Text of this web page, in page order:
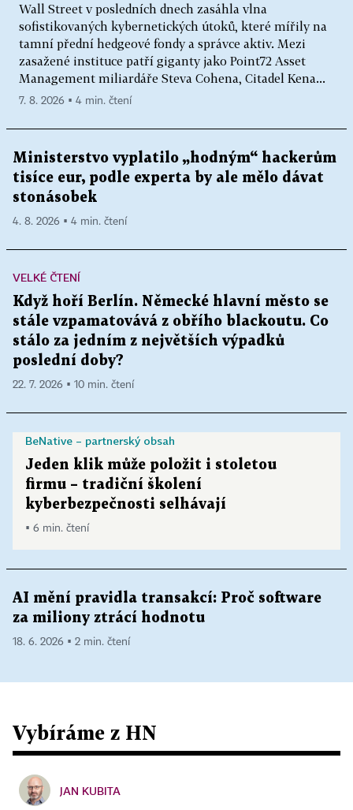
Wall Street v posledních dnech zasáhla vlna
sofistikovaných kybernetických útoků, které mířily na
tamní přední hedgeové fondy a správce aktiv. Mezi
zasažené instituce patří giganty jako Point72 Asset
Management miliardáře Steva Cohena, Citadel Kena...
7. 8. 2026 ▪ 4 min. čtení
Ministerstvo vyplatilo „hodným“ hackerům
tisíce eur, podle experta by ale mělo dávat
stonásobek
4. 8. 2026 ▪ 4 min. čtení
VELKÉ ČTENÍ
Když hoří Berlín. Německé hlavní město se
stále vzpamatovává z obřího blackoutu. Co
stálo za jedním z největších výpadků
poslední doby?
22. 7. 2026 ▪ 10 min. čtení
BeNative – partnerský obsah
Jeden klik může položit i stoletou
firmu – tradiční školení
kyberbezpečnosti selhávají
▪ 6 min. čtení
AI mění pravidla transakcí: Proč software
za miliony ztrácí hodnotu
18. 6. 2026 ▪ 2 min. čtení
Vybíráme z HN
JAN KUBITA